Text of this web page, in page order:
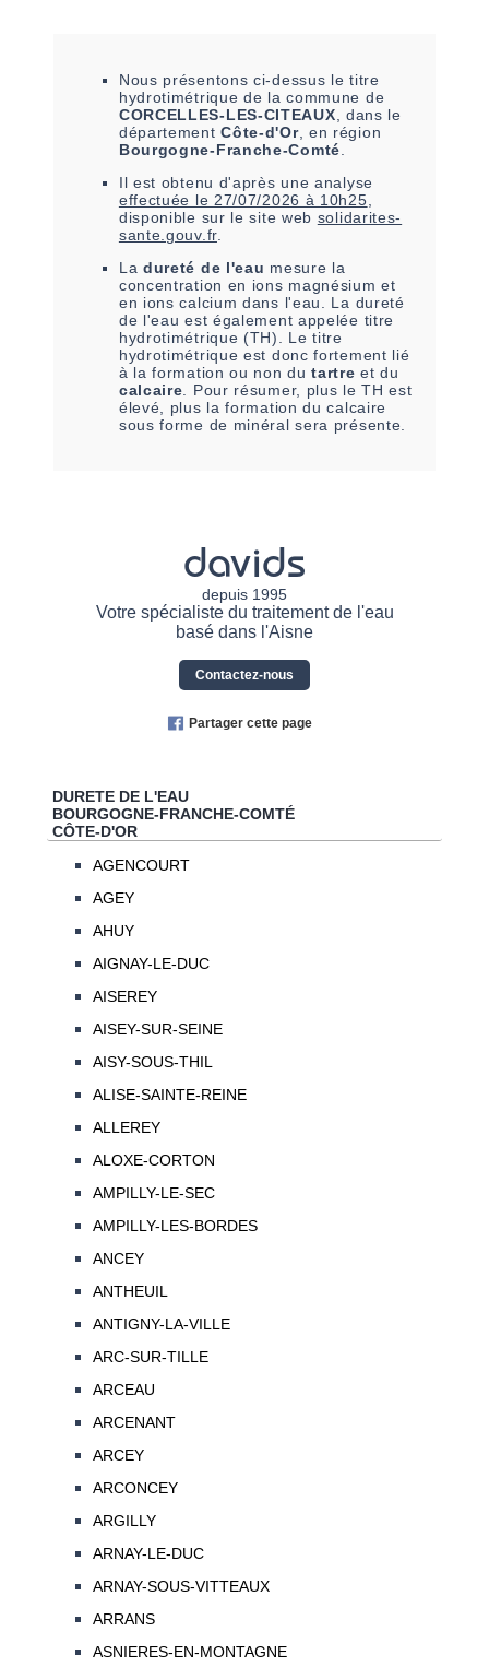
Nous présentons ci-dessus le titre
hydrotimétrique de la commune de
CORCELLES-LES-CITEAUX , dans le
départementCôte-d'Or, en région
Bourgogne-Franche-Comté
Il est obtenu d'après une analyse
effectuée le 27/07/2026 à 10h25
disponible sur le site web solidarites-
sante.gouv.fr.
La dureté de l'eau mesure la
concentration en ions magnésium et
en ions calcium dans l'eau. La dureté
de l'eau est également appelée titre
hydrotimétrique (TH). Le titre
hydrotimétrique est donc fortement lié
à la formation ou non dutartre et du
calcaire . Pour résumer, plus le TH est
élevé, plus la formation du calcaire
sous forme de minéral sera présente.
davids
depuis 1995
Votre spécialiste du traitement de l'eau
basé dans l'Aisne
Contactez-nous
Partager cette page
DURETE DE L'EAU
BOURGOGNE-FRANCHE-COMTÉ
CÔTE-D'OR
AGENCOURT
AGEY
AHUY
AIGNAY-LE-DUC
AISEREY
AISEY-SUR-SEINE
AISY-SOUS-THIL
ALISE-SAINTE-REINE
ALLEREY
ALOXE-CORTON
AMPILLY-LE-SEC
AMPILLY-LES-BORDES
ANCEY
ANTHEUIL
ANTIGNY-LA-VILLE
ARC-SUR-TILLE
ARCEAU
ARCENANT
ARCEY
ARCONCEY
ARGILLY
ARNAY-LE-DUC
ARNAY-SOUS-VITTEAUX
ARRANS
ASNIERES-EN-MONTAGNE